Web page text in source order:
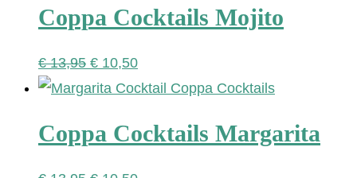
€ 13,95.€ 10,50.
Coppa Cocktails Mojito
€13,95 Oorspronkelijke
prijs
€ 13,95.
€ 10,50Huidige
prijs
€ 10,50.
Coppa Cocktails Margarita